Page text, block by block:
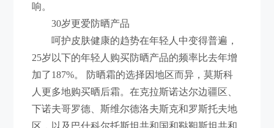
响。
30岁更爱防晒产品
呵护皮肤健康的趋势在年轻人中变得普遍，
25岁以下的年轻人购买防晒产品的频率比去年增
加了187%。 防晒霜的选择因地区而异，莫斯科
人更多地购买晒后霜。在克拉斯诺达尔边疆区、
下诺夫哥罗德、斯维尔德洛夫斯克和罗斯托夫地
区，以及巴什科尔托斯坦共和国和鞑靼斯坦共和